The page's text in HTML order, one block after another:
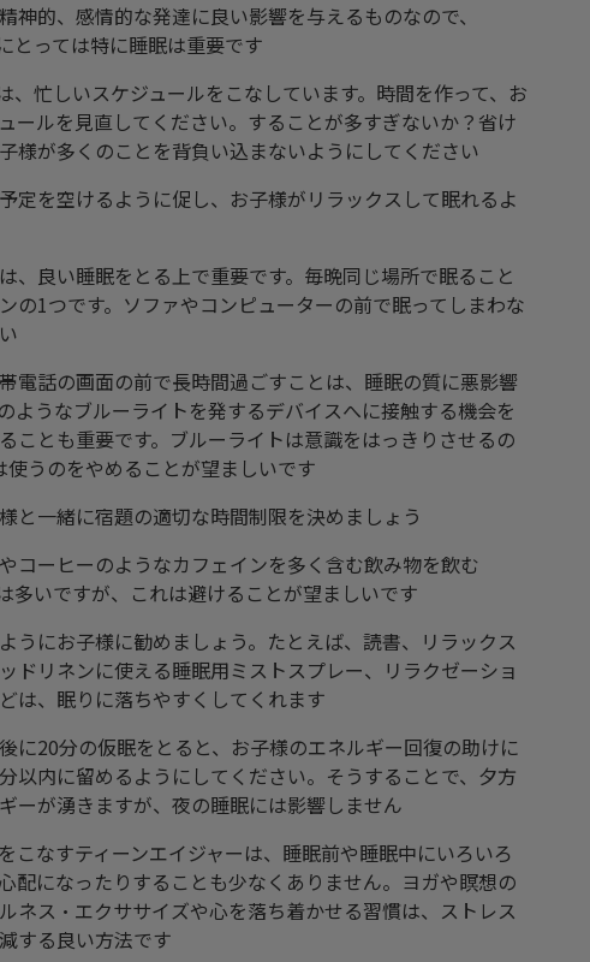
神的、感情的な発達に良い影響を与えるものなので、
とっては特に睡眠は重要です
、忙しいスケジュールをこなしています。時間を作って、お
ールを見直してください。することが多すぎないか？省け
様が多くのことを背負い込まないようにしてください
定を空けるように促し、お子様がリラックスして眠れるよ
、良い睡眠をとる上で重要です。毎晩同じ場所で眠ること
の1つです。ソファやコンピューターの前で眠ってしまわな
電話の画面の前で長時間過ごすことは、睡眠の質に悪影響
ようなブルーライトを発するデバイスへに接触する機会を
ことも重要です。ブルーライトは意識をはっきりさせるの
使うのをやめることが望ましいです
と一緒に宿題の適切な時間制限を決めましょう
コーヒーのようなカフェインを多く含む飲み物を飲む
多いですが、これは避けることが望ましいです
うにお子様に勧めましょう。たとえば、読書、リラックス
ドリネンに使える睡眠用ミストスプレー、リラクゼーショ
は、眠りに落ちやすくしてくれます
に20分の仮眠をとると、お子様のエネルギー回復の助けに
以内に留めるようにしてください。そうすることで、夕方
ーが湧きますが、夜の睡眠には影響しません
こなすティーンエイジャーは、睡眠前や睡眠中にいろいろ
配になったりすることも少なくありません。ヨガや瞑想の
ネス・エクササイズや心を落ち着かせる習慣は、ストレス
する良い方法です